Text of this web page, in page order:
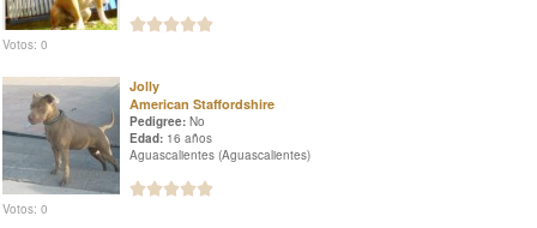
Votos: 0
Jolly
American Staffordshire
Pedigree: No
Edad: 16 años
Aguascalientes (Aguascalientes)
Votos: 0